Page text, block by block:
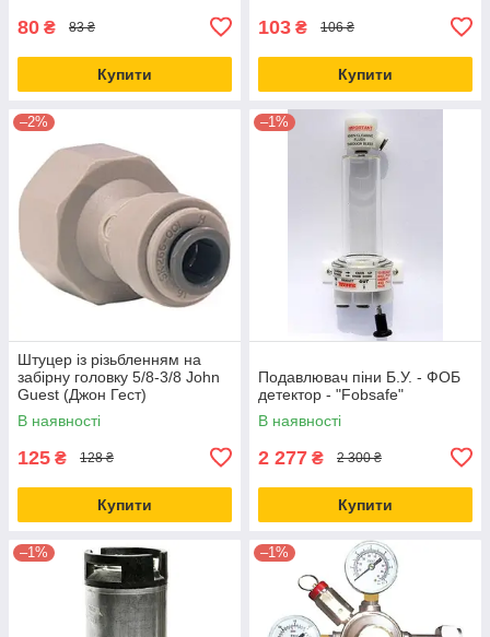
80 ₴ 83 ₴
Купити
103 ₴ 106 ₴
Купити
–2%
Штуцер із різьбленням на
забірну головку 5/8-3/8 John
Guest (Джон Гест)
швидкознімні з'єднання Б/У
В наявності
125 ₴ 128 ₴
Купити
–1%
Подавлювач піни Б.У. - ФОБ
детектор - "Fobsafe"
В наявності
2 277 ₴ 2 300 ₴
Купити
–1% –1%